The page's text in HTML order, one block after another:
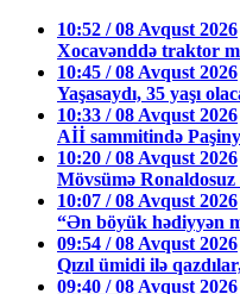
10:52 / 08 Avqust 2026
Xocavənddə traktor
10:45 / 08 Avqust 2026
Yaşasaydı, 35 yaşı
10:33 / 08 Avqust 2026
Aİİ sammitində
10:20 / 08 Avqust 2026
Mövsümə
10:07 / 08 Avqust 2026
“Ən böyük hədiyyən
09:54 / 08 Avqust 2026
Qızıl ümidi ilə
09:40 / 08 Avqust 2026